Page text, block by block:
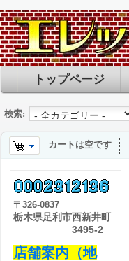
トップページ
検索:
カートは空です
〒 326-0837
栃木県足利市西新井町
3495-2
店舗案内（地